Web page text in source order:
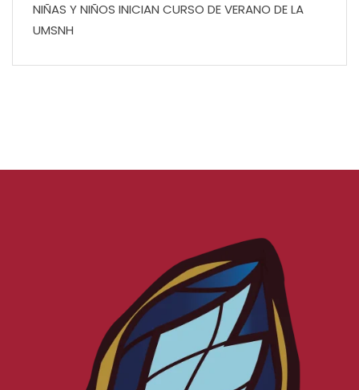
NIÑAS Y NIÑOS INICIAN CURSO DE VERANO DE LA
UMSNH